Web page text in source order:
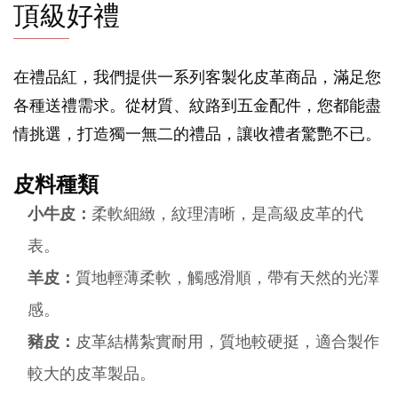
頂級好禮
在禮品紅，我們提供一系列客製化皮革商品，滿足您
各種送禮需求。從材質、紋路到五金配件，您都能盡
情挑選，打造獨一無二的禮品，讓收禮者驚艷不已。
皮料種類
小牛皮： 柔軟細緻，紋理清晰，是高級皮革的代
表。
羊皮： 質地輕薄柔軟，觸感滑順，帶有天然的光澤
感。
豬皮： 皮革結構紮實耐用，質地較硬挺，適合製作
較大的皮革製品。